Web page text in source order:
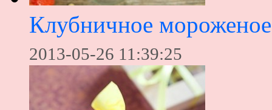
Клубничное
2013-05-26 11:39:25